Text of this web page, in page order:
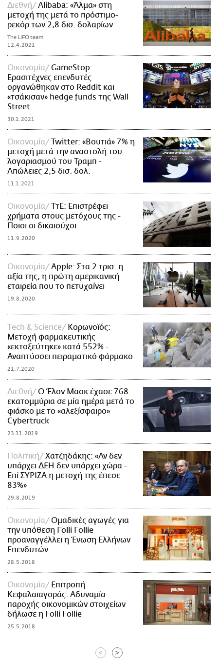
Διεθνή
Alibaba: «Άλμα» στη
μετοχή της μετά το πρόστιμο-
ρεκόρ των 2,8 δισ. δολαρίων
The LiFO team
12.4.2021
Οικονομία
GameStop:
Ερασιτέχνες επενδυτές
οργανώθηκαν στο Reddit και
«τσάκισαν» hedge funds της Wall
Street
30.1.2021
Οικονομία
Twitter: «Βουτιά» 7% η
μετοχή μετά την αναστολή του
λογαριασμού του Τραμπ -
Απώλειες 2,5 δισ. δολ.
11.1.2021
Οικονομία
ΤτΕ: Επιστρέφει
χρήματα στους μετόχους της -
Ποιοι οι δικαιούχοι
11.9.2020
Οικονομία
Apple: Στα 2 τρισ. η
αξία της, η πρώτη αμερικανική
εταιρεία που το πετυχαίνει
19.8.2020
Τech & Science
Κορωνοϊός:
Μετοχή φαρμακευτικής
«εκτοξεύτηκε» κατά 552% -
Αναπτύσσει πειραματικό φάρμακο
21.7.2020
Διεθνή
Ο Έλον Μασκ έχασε 768
εκατομμύρια σε μία ημέρα μετά το
φιάσκο με το «αλεξίσφαιρο»
Cybertruck
23.11.2019
Πολιτική
Χατζηδάκης: «Αν δεν
υπάρχει ΔΕΗ δεν υπάρχει χώρα -
Επί ΣΥΡΙΖΑ η μετοχή της έπεσε
83%»
29.8.2019
Οικονομία
Ομαδικές αγωγές για
την υπόθεση Folli Follie
προαναγγέλλει η Ένωση Ελλήνων
Επενδυτών
28.5.2018
Οικονομία
Επιτροπή
Κεφαλαιαγοράς: Αδυναμία
παροχής οικονομικών στοιχείων
δήλωσε η Folli Follie
25.5.2018
< >